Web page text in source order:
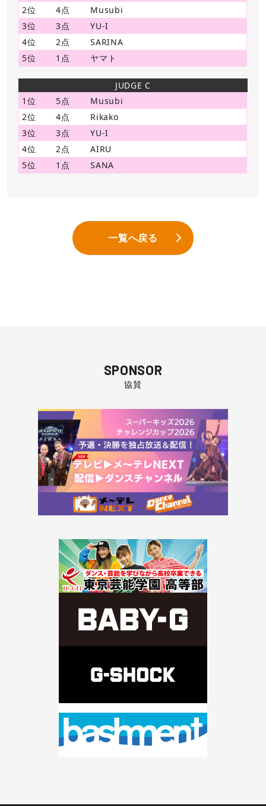
2位
4点
Musubi
3位
3点
YU-I
4位
2点
SARINA
5位
1点 ヤマト
JUDGE C
1位
5点
Musubi
2位
4点
Rikako
3位
3点
YU-I
4位
2点
AIRU
5位
1点 SANA
一覧へ戻る
SPONSOR
協賛